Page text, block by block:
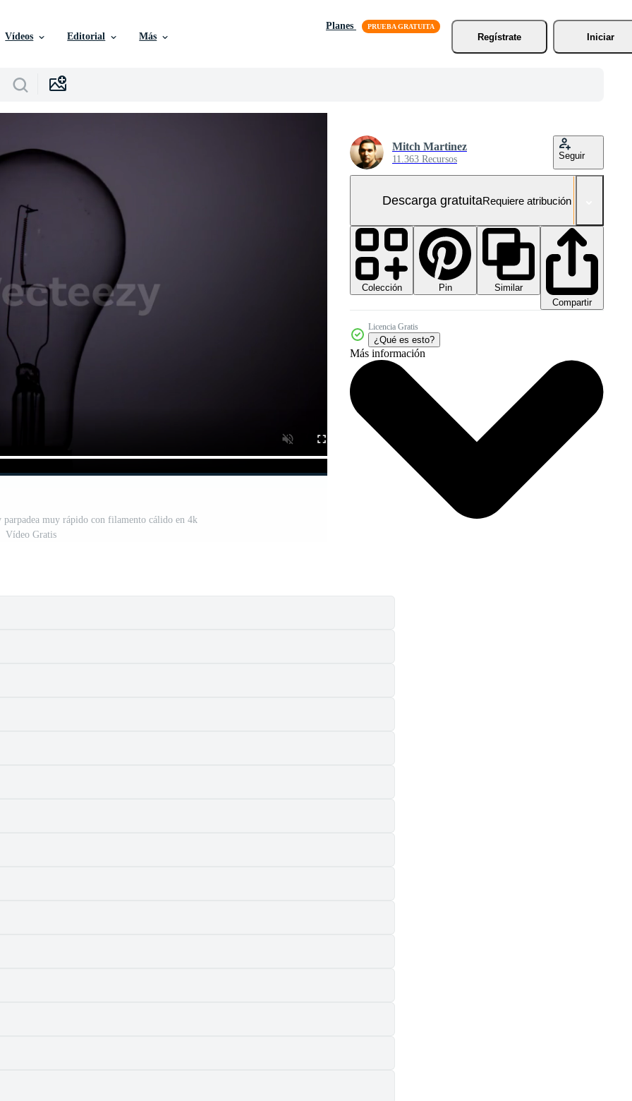
Vídeos Editorial Más
Planes
Regístrate
Iniciar
parpadea muy rápido con filamento cálido en 4k
Vídeo Gratis
Mitch Martinez
11.363 Recursos Seguir
Descarga gratuitaRequiere atribución
Colección Pin
Similar
Compartir
Licencia Gratis
¿Qué es esto?
Más información